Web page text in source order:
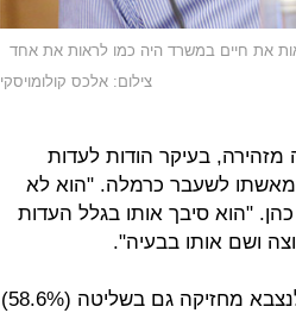
את חיים במשרד היה כמו לראות את אחד
צילום: אלכס קולומויסקי
מזהירה, בעיקר הודות לעדות
מאשתו לשעבר כרמלה. "הוא לא
"הוא סיבך אותו בגלל העדות
ושם אותו בבעיה".
מימון נחשב לבעליה של קבוצת אקויטל שבנוסף לנצבא מחזיקה גם בשליטה (58.6%)